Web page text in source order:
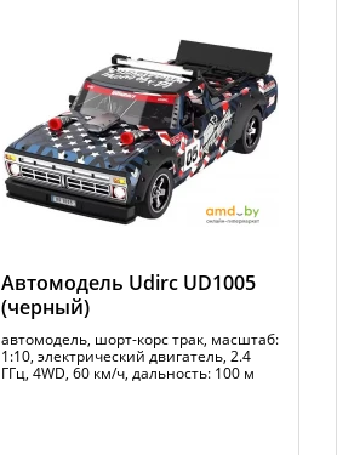
Автомодель Udirc UD1005
(черный)
автомодель, шорт-корс трак, масштаб:
1:10, электрический двигатель, 2.4
ГГц, 4WD, 60 км/ч, дальность: 100 м